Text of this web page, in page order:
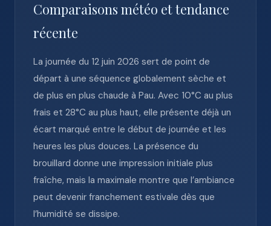
Comparaisons météo et tendance
récente
La journée du 12 juin 2026 sert de point de
départ à une séquence globalement sèche et
de plus en plus chaude à Pau. Avec 10°C au plus
frais et 28°C au plus haut, elle présente déjà un
écart marqué entre le début de journée et les
heures les plus douces. La présence du
brouillard donne une impression initiale plus
fraîche, mais la maximale montre que l’ambiance
peut devenir franchement estivale dès que
l’humidité se dissipe.